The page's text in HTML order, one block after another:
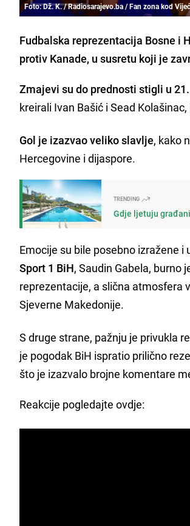
Foto: Dž. K. / Radiosarajevo.ba / Fan zona kod
Fudbalska reprezentacija Bosne i
protiv Kanade, u susretu koji je
Zmajevi su do prednosti stigli u
kreirali Ivan Bašić i Sead
Gol je izazvao veliko slavlje, kako
Hercegovine i dijaspore.
TRENDING
Gdje ljetuju
Emocije su bile posebno izražene
Sport 1 BiH, Saudin Gabela, burno
reprezentacije, a slična atmosfera
Sjeverne Makedonije.
S druge strane, pažnju je privukla
je pogodak BiH ispratio prilično
što je izazvalo brojne komentare
Reakcije pogledajte ovdje: